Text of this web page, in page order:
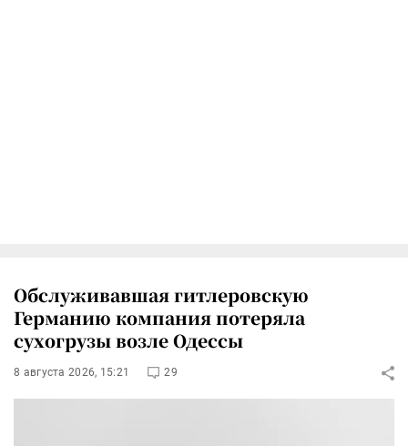
Обслуживавшая гитлеровскую
Германию компания потеряла
сухогрузы возле Одессы
8 августа 2026, 15:21 29